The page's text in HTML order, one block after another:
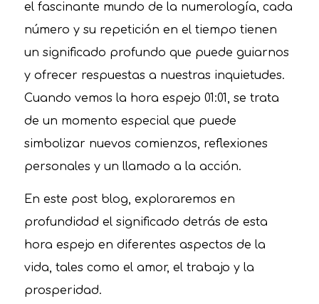
el fascinante mundo de la numerología, cada
número y su repetición en el tiempo tienen
un significado profundo que puede guiarnos
y ofrecer respuestas a nuestras inquietudes.
Cuando vemos la hora espejo 01:01, se trata
de un momento especial que puede
simbolizar nuevos comienzos, reflexiones
personales y un llamado a la acción.
En este post blog, exploraremos en
profundidad el significado detrás de esta
hora espejo en diferentes aspectos de la
vida, tales como el amor, el trabajo y la
prosperidad.